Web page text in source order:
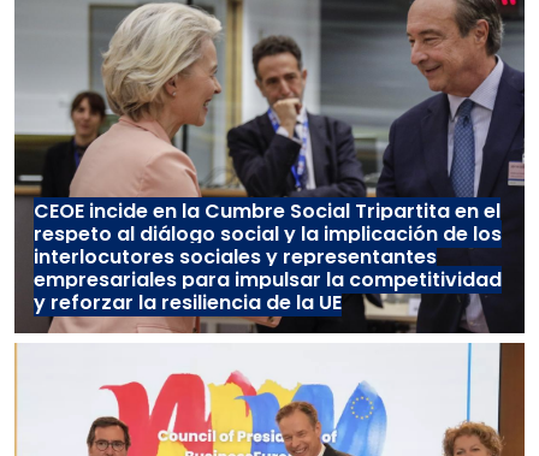
CEOE incide en la Cumbre Social Tripartita en el
respeto al diálogo social y la implicación de los
interlocutores sociales y representantes
empresariales para impulsar la competitividad
y reforzar la resiliencia de la UE